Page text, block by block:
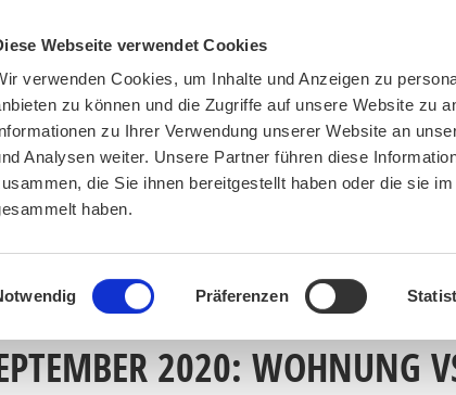
Webseite verwendet Cookies
verwenden Cookies, um Inhalte und Anzeigen zu
zu können und die Zugriffe auf unsere Website zu
zu Ihrer Verwendung unserer Website an
Analysen weiter. Unsere Partner führen diese
die Sie ihnen bereitgestellt haben oder die sie
haben.
Einwilligungsauswahl
Präferenzen
UMWELTBERATUNG BN MÜNCHEN MITMACHEN
2020: WOHNUNG